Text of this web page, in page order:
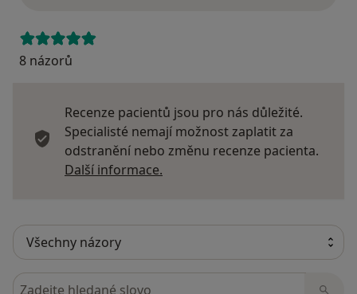
8 názorů
Recenze pacientů jsou pro nás důležité.
Specialisté nemají možnost zaplatit za
odstranění nebo změnu recenze pacienta.
Další informace.
Hledejte v názorech